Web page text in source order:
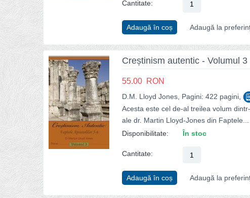
Cantitate:
Adaugă în coș Adaugă la
Creștinism autentic - Volumul 3
55.00 RON
D.M. Lloyd Jones, Pagini: 422 pagini,
Acesta este cel de-al treilea volum
ale dr. Martin Lloyd-Jones din Faptele...
Disponibilitate:
În stoc
Cantitate:
Adaugă în coș Adaugă la